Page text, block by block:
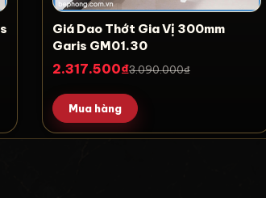
Giá Dao Thớt Gia Vị 300mm
Garis GM01.30
2.317.500₫3.090.000₫
Mua hàng